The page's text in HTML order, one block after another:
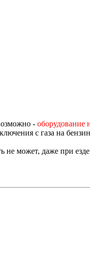
- оборудование
с газа на бензин
может, даже при езде